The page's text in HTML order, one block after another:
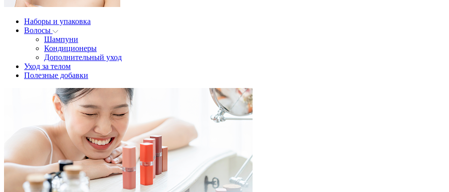
Наборы и упаковка
Волосы
Шампуни
Кондиционеры
Дополнительный уход
Уход за телом
Полезные добавки